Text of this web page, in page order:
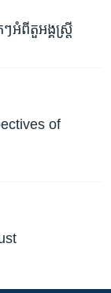
អំពី​តួអង្គ​ស្ត្រី
of